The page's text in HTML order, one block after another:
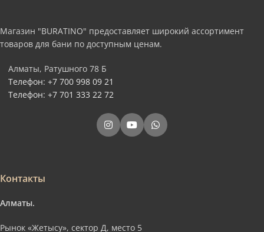
Магазин "BURATINO" предоставляет широкий ассортимент
товаров для бани по доступным ценам.
Алматы, Ратушного 78 Б
Телефон: +7 700 998 09 21
Телефон: +7 701 333 22 72
Контакты
Алматы.
Рынок «Жетысу», сектор Д, место 5